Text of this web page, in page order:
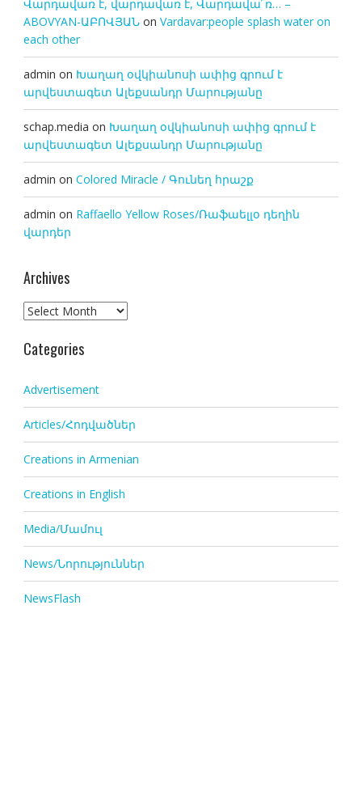
Վարդավառ է, վարդավառ է, Վարդավա՜ռ… –
ABOVYAN-ԱԲՈՎՅԱՆon Vardavar:people splash water on
each other
admin on Խաղաղ օվկիանոսի ափից գրում է
արվեստագետ Ալեքսանդր Մարությանը
schap.media on Խաղաղ օվկիանոսի ափից գրում է
արվեստագետ Ալեքսանդր Մարությանը
admin on Colored Miracle / Գունեղ հրաշք
admin on Raffaello Yellow Roses/Ռաֆաելլօ դեղին
վարդեր
Archives
Archives
Categories
Advertisement
Articles/Հոդվածներ
Creations in Armenian
Creations in English
Media/Մամուլ
News/Նորություններ
NewsFlash